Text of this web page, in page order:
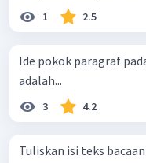
1 2.5
Ide pokok paragraf
adalah...
3 4.2
Tuliskan isi teks